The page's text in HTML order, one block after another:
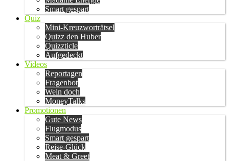
Smart gespart
Quiz
Mini-Kreuzworträtsel
Quizz den Huber
Quizzticle
Aufgedeckt
Videos
Reportagen
Fragenbot
Wein doch
MoneyTalks
Promotionen
Gute News
Flugmodus
Smart gespart
Reise-Glück
Meat & Greet